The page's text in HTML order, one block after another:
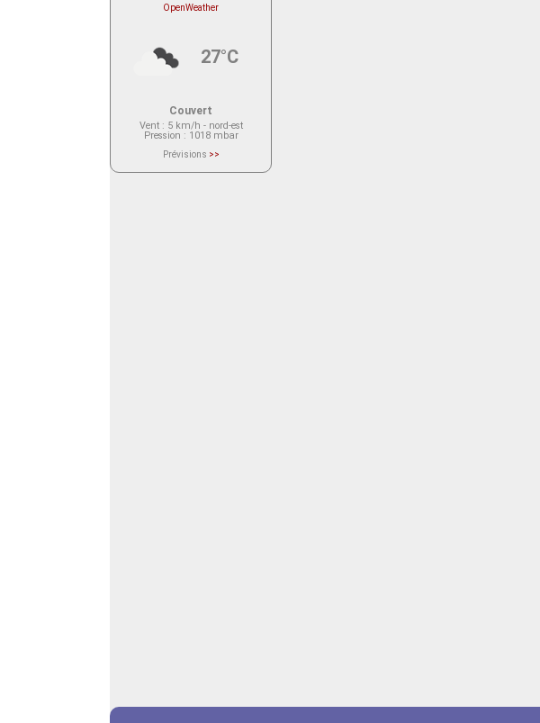
OpenWeather
27°C
Couvert
Vent: 5 km/h - nord-est
Pression : 1018 mbar
Prévisions >>
actuellement aucune prévision